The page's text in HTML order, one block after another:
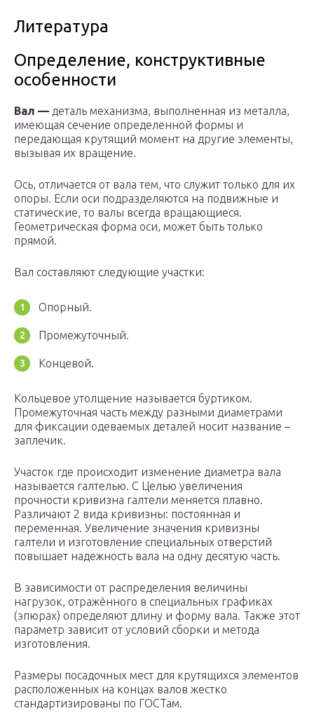
Литература
Определение, конструктивные
особенности
Вал — деталь механизма, выполненная из металла,
имеющая сечение определенной формы и
передающая крутящий момент на другие элементы,
вызывая их вращение.
Ось, отличается от вала тем, что служит только для их
опоры. Если оси подразделяются на подвижные и
статические, то валы всегда вращающиеся.
Геометрическая форма оси, может быть только
прямой.
Вал составляют следующие участки:
Опорный.
Промежуточный.
Концевой.
Кольцевое утолщение называется буртиком.
Промежуточная часть между разными диаметрами
для фиксации одеваемых деталей носит название –
заплечик.
Участок где происходит изменение диаметра вала
называется галтелью. С Целью увеличения
прочности кривизна галтели меняется плавно.
Различают 2 вида кривизны: постоянная и
переменная. Увеличение значения кривизны
галтели и изготовление специальных отверстий
повышает надежность вала на одну десятую часть.
В зависимости от распределения величины
нагрузок, отражённого в специальных графиках
(эпюрах) определяют длину и форму вала. Также этот
параметр зависит от условий сборки и метода
изготовления.
Размеры посадочных мест для крутящихся элементов
расположенных на концах валов жестко
стандартизированы по ГОСТам.